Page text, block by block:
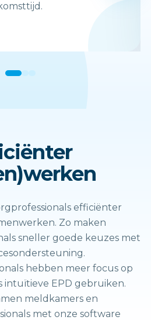
efficiënter
Zo maken
sneller goede keuzes met
hebben meer focus op
intuïtieve EPD gebruiken.
meldkamers en
met onze software